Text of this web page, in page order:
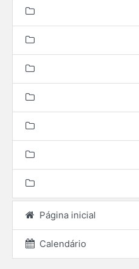
Página inicial
Calendário